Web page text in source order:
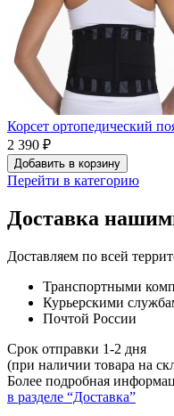
Корсет ортопедический
2 390 ₽
Добавить в корзину
Перейти в категорию
Доставка
Доставляем по всей
Транспортными
Курьерскими
Почтой России
Срок отправки 1-2 дня
(при наличии товара на
Более подробная
в разделе “Доставка”